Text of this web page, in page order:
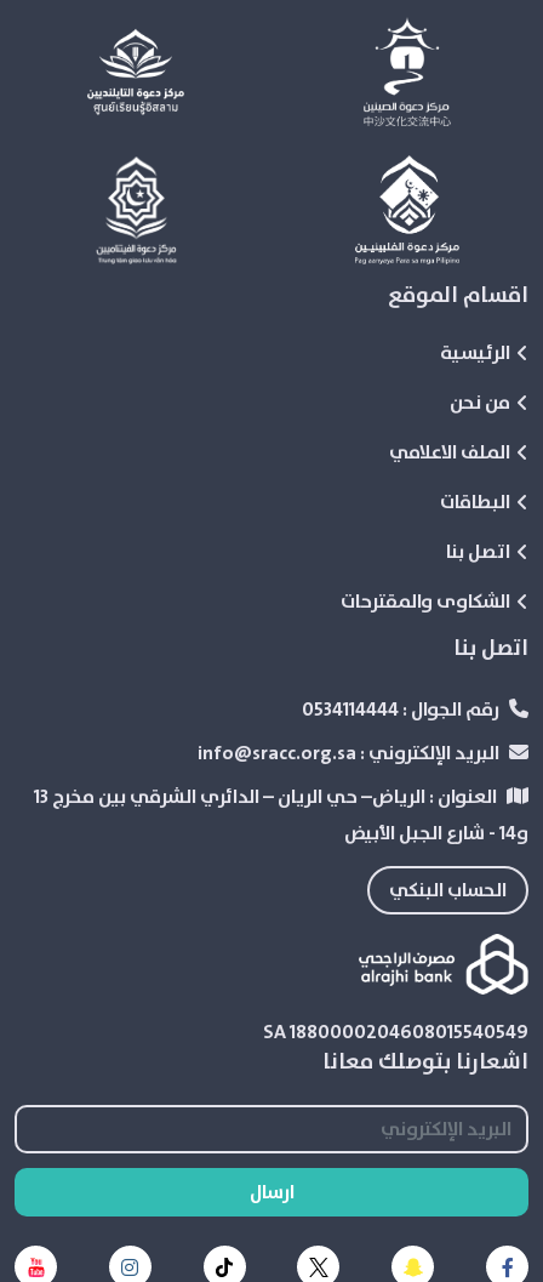
اقسام الموقع
الرئيسية
من نحن
الملف الاعلامي
البطاقات
اتصل بنا
الشكاوى والمقترحات
اتصل بنا
رقم الجوال :
البريد الإلكتروني :
العنوان :
الرياض– حي الريان – الدائري الشرقي بین مخرج 13
و14 - شارع الجبل الأبيض
الحساب البنكي
SA 1880000204608015540549
اشعارنا بتوصلك معانا
ارسال